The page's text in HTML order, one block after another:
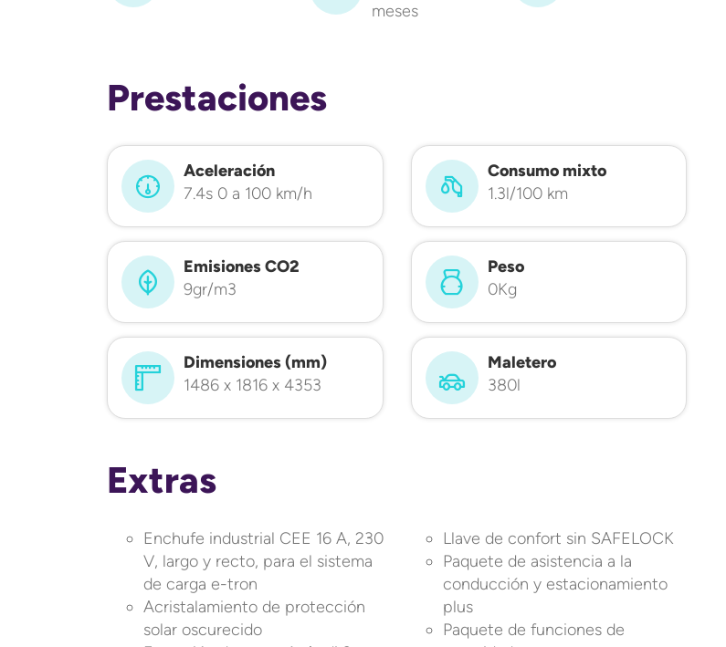
meses
Prestaciones
Aceleración
7.4s 0 a 100 km/h
Consumo mixto
1.3l/100 km
Emisiones CO2
9gr/m3
Peso
0Kg
Dimensiones (mm)
1486 x 1816 x 4353
Maletero
380l
Extras
Enchufe industrial CEE 16 A, 230
V, largo y recto, para el sistema
de carga e-tron
Acristalamiento de protección
solar oscurecido
Llave de confort sin SAFELOCK
Paquete de asistencia a la
conducción y estacionamiento
plus
Paquete de funciones de